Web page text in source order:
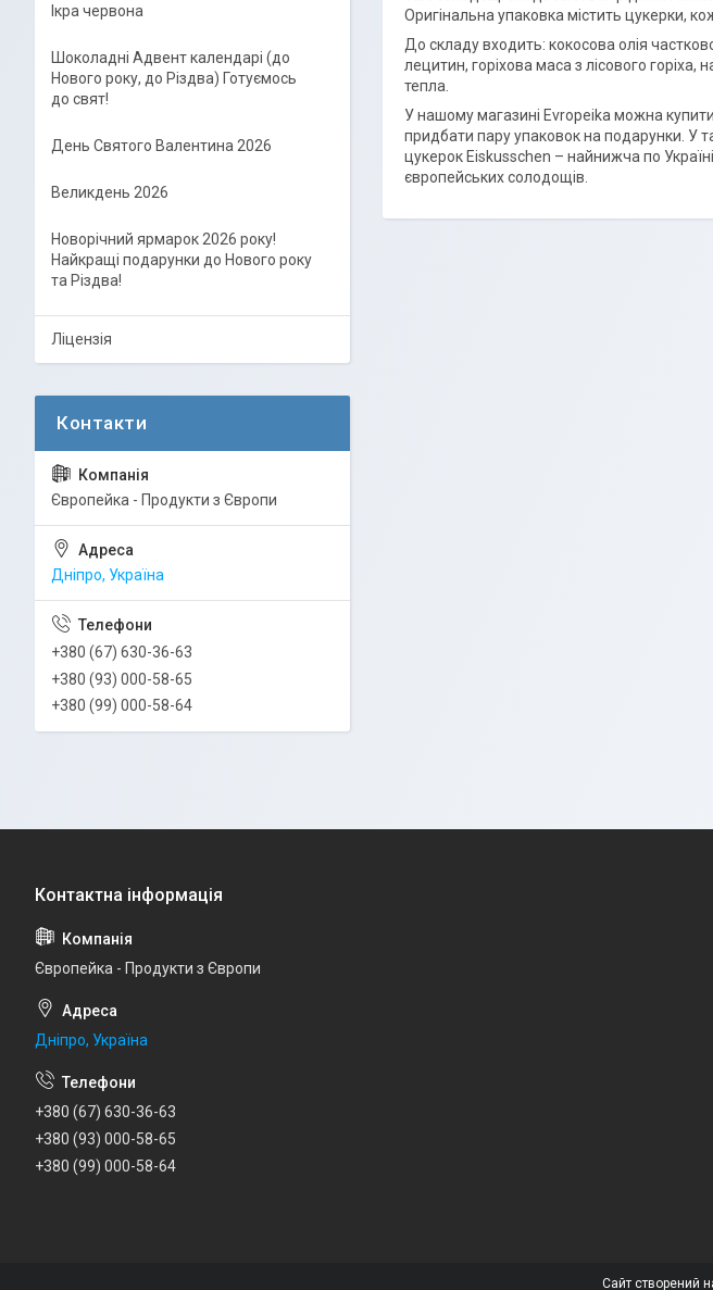
Оригінальна упаковка містить цукерки,
До складу входить: кокосова олія
лецитин, горіхова маса з лісового горіха,
тепла.
У нашому магазині Evropeika можна
придбати пару упаковок на подарунки. У
цукерок Eiskusschen – найнижча по
європейських солодощів.
Ікра червона
Шоколадні Адвент календарі (до
Нового року, до Різдва) Готуємось
до свят!
День Святого Валентина 2026
Великдень 2026
Новорічний ярмарок 2026 року!
Найкращі подарунки до Нового року
та Різдва!
Ліцензія
Європейка - Продукти з Європи
Дніпро, Україна
+380 (67) 630-36-63
+380 (93) 000-58-65
+380 (99) 000-58-64
Європейка - Продукти з Європи
Дніпро, Україна
+380 (67) 630-36-63
+380 (93) 000-58-65
+380 (99) 000-58-64
Сайт створений